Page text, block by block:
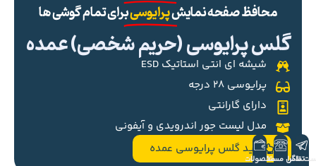
محافظ صفحه نمایشپرایوسیبرای تمام گوشی ها
گلس پرایوسی (حریم شخصی) عمده
شیشه ای انتی استاتیک ESD
پرایوسی ۲۸ درجه
دارای گارانتی
مدل لیست جور اندرویدی و آیفونی
خرید گلس پرایوسی عمده
تلگرام
تماس مستقیم
محصولات